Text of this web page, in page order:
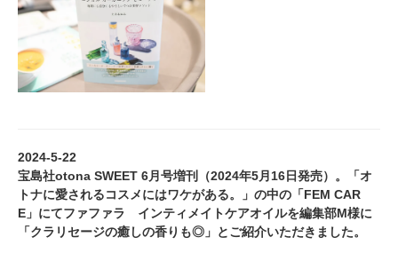
2024-5-22
宝島社otona SWEET 6月号増刊（2024年5月16日発売）。「オ
トナに愛されるコスメにはワケがある。」の中の「FEM CAR
E」にてファファラ インティメイトケアオイルを編集部M様に
「クラリセージの癒しの香りも◎」とご紹介いただきました。